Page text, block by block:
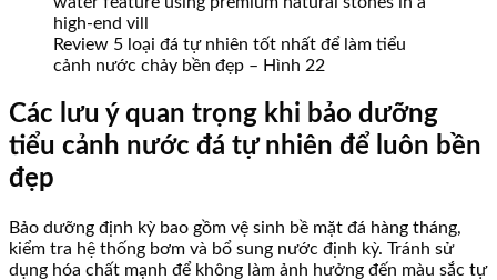
Review 5 loại đá tự nhiên tốt nhất để làm tiểu
cảnh nước chảy bền đẹp – Hình 22
Các lưu ý quan trọng khi bảo dưỡng
tiểu cảnh nước đá tự nhiên để luôn bền
đẹp
Bảo dưỡng định kỳ bao gồm vệ sinh bề mặt đá hàng tháng,
kiểm tra hệ thống bơm và bổ sung nước định kỳ. Tránh sử
dụng hóa chất mạnh để không làm ảnh hưởng đến màu sắc tự